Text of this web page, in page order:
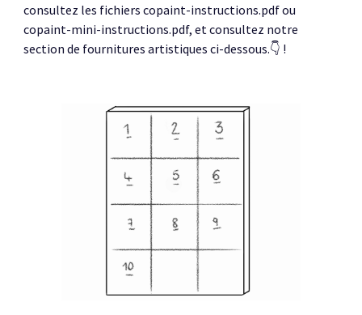
consultez les fichiers copaint-instructions.pdf ou
copaint-mini-instructions.pdf, et consultez notre
section de fournitures artistiques ci-dessous.👇 !